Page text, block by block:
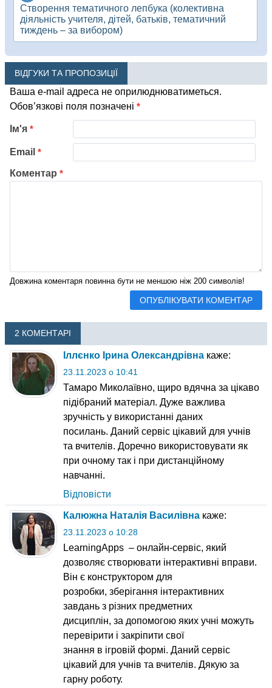
Створення тематичного лепбука (колективна
діяльність учителя, дітей, батьків, тематичний
тиждень – за вибором)
ВІДГУКИ ТА ПРОПОЗИЦІЇ
Ваша e-mail адреса не оприлюднюватиметься.
Обов’язкові поля позначені *
Коментар *
Довжина коментаря повинна бути не меншою ніж 200 символів!
Ім'я *
Email *
2 КОМЕНТАРІ
Іллєнко Ірина Олександрівна каже:
23.11.2023 о 10:41
Тамаро Миколаївно, щиро вдячна за цікаво
підібраний матеріал. Дуже важлива
зручність у використанні даних
посилань. Даний сервіс цікавий для учнів
та вчителів. Доречно використовувати як
при очному так і при дистанційному
навчанні.
Відповісти
Калюжна Наталія Василівна каже:
23.11.2023 о 10:28
LearningApps – онлайн-сервіс, який
дозволяє створювати інтерактивні вправи.
Він є конструктором для
розробки, зберігання інтерактивних
завдань з різних предметних
дисциплін, за допомогою яких учні можуть
перевірити і закріпити свої
знання в ігровій формі. Даний сервіс
цікавий для учнів та вчителів. Дякую за
гарну роботу.